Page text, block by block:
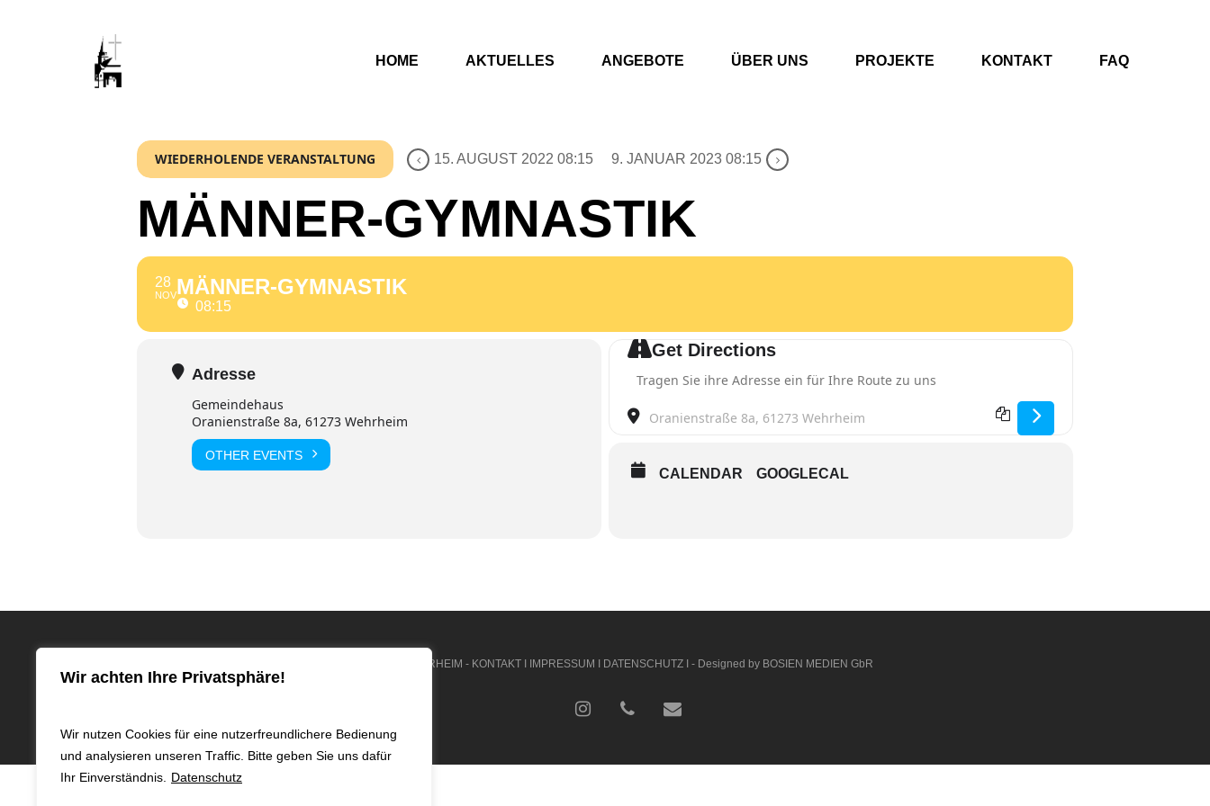
Wir achten Ihre Privatsphäre!
Wir nutzen Cookies für eine nutzerfreundlichere Bedienung
und analysieren unseren Traffic. Bitte geben Sie uns dafür
Ihr Einverständnis.
Datenschutz
HOME AKTUELLES ANGEBOTE ÜBER UNS PROJEKTE KONTAKT FAQ
WIEDERHOLENDE VERANSTALTUNG 15. AUGUST 2022 08:15 9. JANUAR 2023 08:15
MÄNNER-GYMNASTIK
28
NOVMÄNNER-GYMNASTIK
08:15
Adresse
Gemeindehaus
Oranienstraße 8a, 61273 Wehrheim
OTHER EVENTS
Get Directions
Address - Männer-Gymnastik [nG7Frcpxh]
Destination Address - Männer-Gymnastik [vQyxFVywd]
CALENDAR GOOGLECAL
© 2024 KGM WEHRHEIM - KONTAKTI IMPRESSUM DATENSCHUTZI - Designed by BOSIEN MEDIEN GbR
instagramphone email